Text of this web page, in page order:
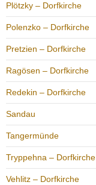
Plötzky – Dorfkirche
Polenzko – Dorfkirche
Pretzien – Dorfkirche
Ragösen – Dorfkirche
Redekin – Dorfkirche
Sandau
Tangermünde
Tryppehna – Dorfkirche
Vehlitz – Dorfkirche